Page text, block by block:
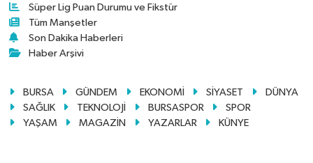
Süper Lig Puan Durumu ve Fikstür
Tüm Manşetler
Son Dakika Haberleri
Haber Arşivi
BURSA GÜNDEM EKONOMİ SİYASET
DÜNYA
SAĞLIK
TEKNOLOJİ BURSASPOR
SPOR
YAŞAM
MAGAZİN YAZARLAR KÜNYE